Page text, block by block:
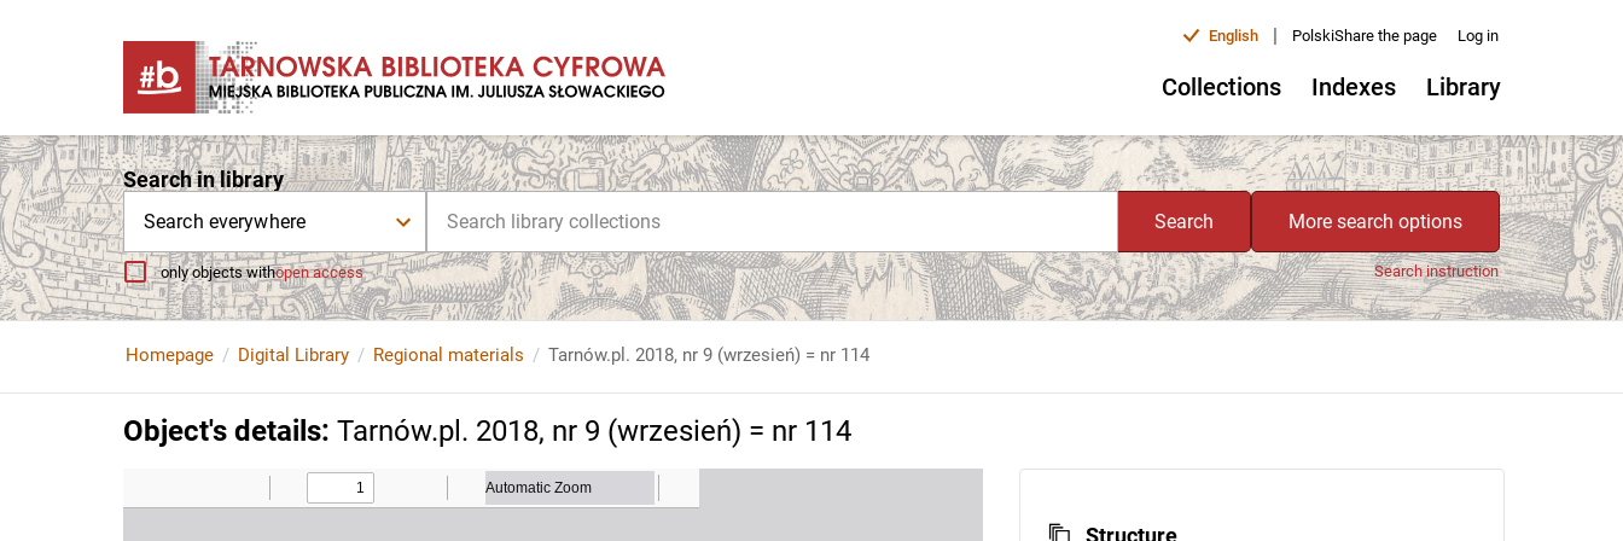
English | PolskiShare the page Log in
Collections Indexes Library
Search in library
Search everywhere Search More search options
only objects withopen access Search instruction
Homepage Digital Library Regional materials Tarnów.pl. 2018, nr 9 (wrzesień) = nr 114
Object's details: Tarnów.pl. 2018, nr 9 (wrzesień) = nr 114
Structure